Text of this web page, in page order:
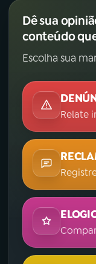
Dê sua
conteúdo
Escolha sua
Relate